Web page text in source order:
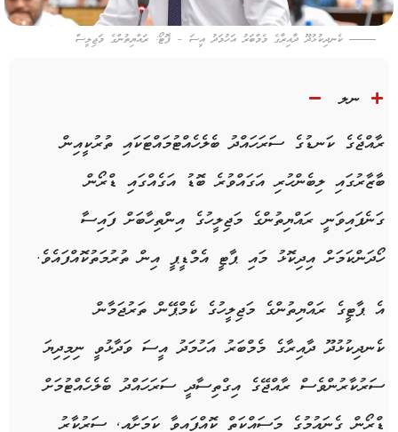
ކެނދިކުޅުދޫ ދާއިރާގެ މެމްބަރު އަހުމަދު އީސަ – ފޮޓޯ: ރައްޔިތުންގެ މަޖިލީސް
ނލ
ރާއްޖެގެ ކަނޑުގެ ސަރަހައްދު ބެލެހެއްޓުމައްޓަކައި ތުރުކީއިން
ބާޒާރުގައި ލިބެންހުރި އަގައްވުރެ ބޮޑު އަގެއްގައި ޑްރޯން
ގަނެފައިވަނީ ރައްޔިތުންގެ މަޖިލީހުގެ އިންތިހާބަށް ފައިސާ
ހޯދަންކަމަށް އިދިކޮޅު މައި ޕާޓީ އެމްޑީޕީ އިން ތުރުމަތުކޮއްފައެވެ.
އެ ޕާޓީގެ ރައްޔިތުންގެ މަޖިލީހުގެ ކެމްޕޭން ތަރުޖަމާން
ކެނދިކުޅުދޫ ދާއިރާގެ މެމްބަރު އަހުމަދު އީސަ ވަދާޅުވީ ނިމިދިޔަ
ސަރުކާރުންވެސް ރާއްޖޭގެ އިގްތިސާދީ ސަރަހައްދު ބެލެހެއްޓުމަށް
ޑްރޯން ގެނައުމުގެ މަސައްކަތް ކޮއްފައިވާ ކަމަށާއި, ސަރުކާރު